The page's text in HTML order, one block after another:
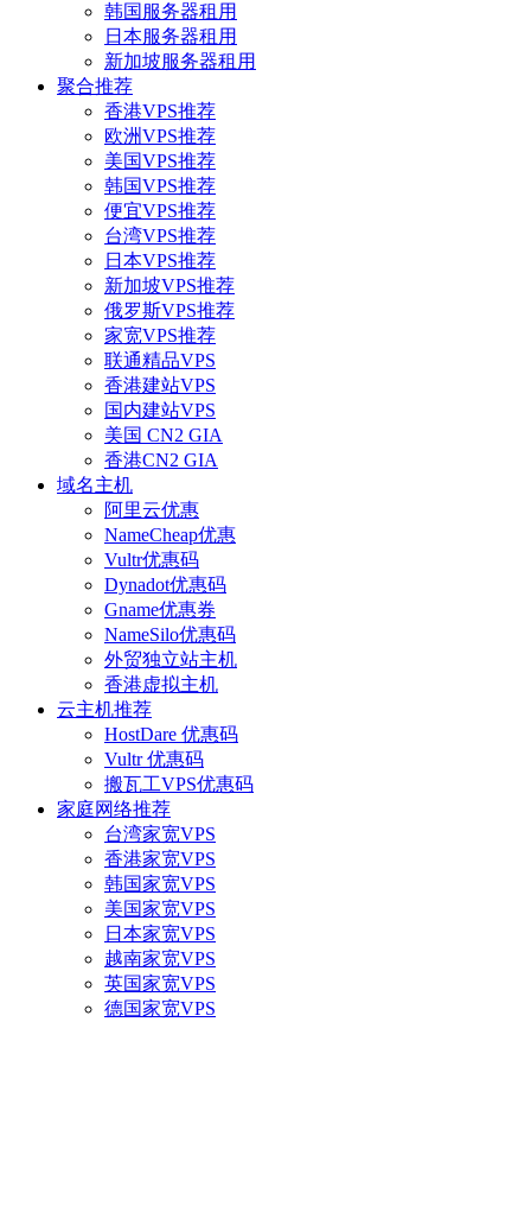
韩国服务器租用
日本服务器租用
新加坡服务器租用
聚合推荐
香港VPS推荐
欧洲VPS推荐
美国VPS推荐
韩国VPS推荐
便宜VPS推荐
台湾VPS推荐
日本VPS推荐
新加坡VPS推荐
俄罗斯VPS推荐
家宽VPS推荐
联通精品VPS
香港建站VPS
国内建站VPS
美国 CN2 GIA
香港CN2 GIA
域名主机
阿里云优惠
NameCheap优惠
Vultr优惠码
Dynadot优惠码
Gname优惠券
NameSilo优惠码
外贸独立站主机
香港虚拟主机
云主机推荐
HostDare 优惠码
Vultr 优惠码
搬瓦工VPS优惠码
家庭网络推荐
台湾家宽VPS
香港家宽VPS
韩国家宽VPS
美国家宽VPS
日本家宽VPS
越南家宽VPS
英国家宽VPS
德国家宽VPS